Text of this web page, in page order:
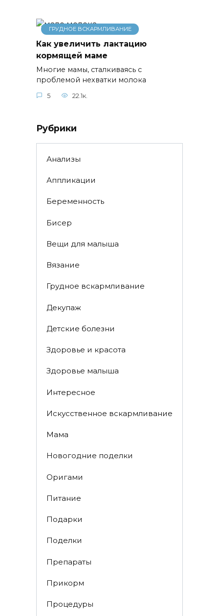
ГРУДНОЕ ВСКАРМЛИВАНИЕ
Как увеличить лактацию
кормящей маме
Многие мамы, сталкиваясь с
проблемой нехватки молока
5 22.1к.
Рубрики
Анализы
Аппликации
Беременность
Бисер
Вещи для малыша
Вязание
Грудное вскармливание
Декупаж
Детские болезни
Здоровье и красота
Здоровье малыша
Интересное
Искусственное вскармливание
Мама
Новогодние поделки
Оригами
Питание
Подарки
Поделки
Препараты
Прикорм
Процедуры